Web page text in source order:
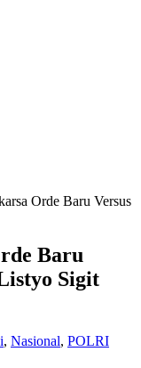
Orde Baru Versus
Baru
Sigit
, Nasional, POLRI